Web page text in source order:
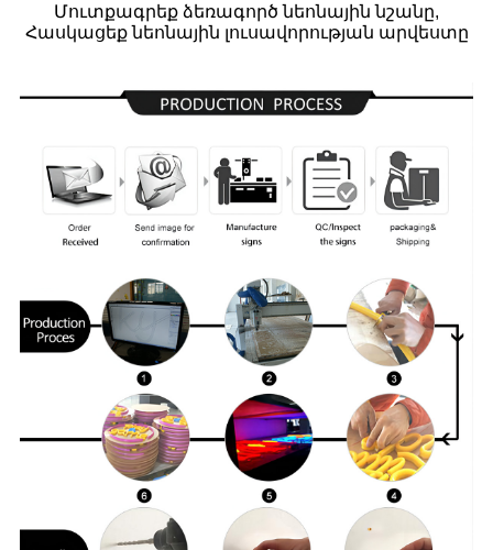
Մուտքագրեք ձեռագործ նեոնային նշանը,
Հասկացեք նեոնային լուսավորության արվեստը